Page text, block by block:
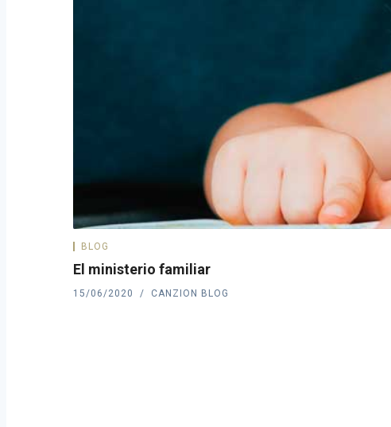
BLOG
El ministerio familiar
15/06/2020 CANZION BLOG